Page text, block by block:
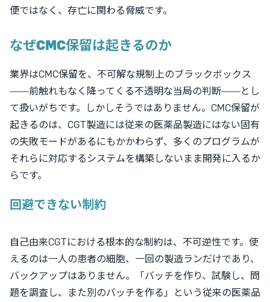
便ではなく、 存亡に関わる脅威です。
なぜCMC保留は起きるのか
業界はCMC保留を、不可解な規制上のブラックボックス
——前触れもなく降ってくる不透明な当局の判断——とし
て扱いがちです。しかしそうではありません。CMC保留が
起きるのは、CGT製造には従来の医薬品製造にはない固有
の失敗モードがあるにもかかわらず、多くのプログラムが
それらに対応するシステムを構築しないまま開発に入るか
らです。
回避できない制約
自己由来CGTにおける根本的な制約は、 不可逆性です。使
えるのは一人の患者の細胞、一回の製造ランだけであり、
バックアップはありません。「バッチを作り、試験し、問
題を調査し、また別のバッチを作る」という従来の医薬品